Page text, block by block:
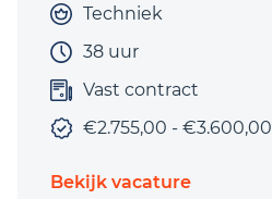
Techniek
38 uur
Vast contract
€2.755,00 - €3.600,00
Bekijk vacature